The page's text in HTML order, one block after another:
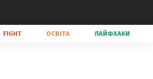
FIGHT ОСВІТА ЛАЙФХАКИ